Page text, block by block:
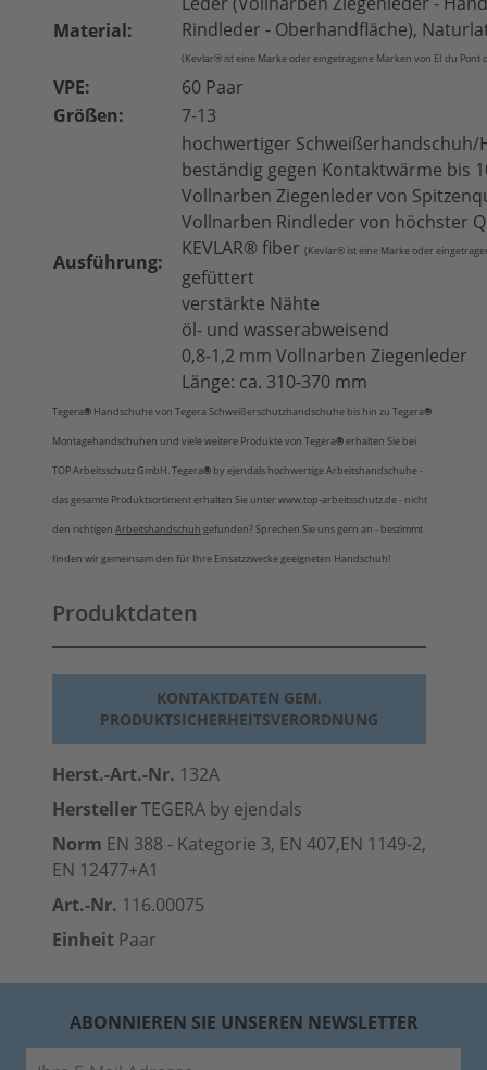
Material:
Rindleder - Oberhandfläche),
(Kevlar® ist eine Marke oder eingetragene Marken von EI du
VPE:
60 Paar
Größen:
7-13
Ausführung:
hochwertiger Schweißerhandschuh/
beständig gegen Kontaktwärme bis
Vollnarben Ziegenleder von
Vollnarben Rindleder von höchster
KEVLAR® fiber (Kevlar® ist eine Marke oder
gefüttert
verstärkte Nähte
öl- und wasserabweisend
0,8-1,2 mm Vollnarben Ziegenleder
Länge: ca. 310-370 mm
Tegera® Handschuhevon Tegera Schweißerschutzhandschuhe bis hin zu Tegera®
Montagehandschuhen und viele weitere Produkte von Tegera®erhalten Sie bei
TOP Arbeitsschutz GmbH. Tegera® by ejendals hochwertige Arbeitshandschuhe -
das gesamte Produktsortiment erhalten Sie unter www.top-arbeitsschutz.de - nicht
den richtigen Arbeitshandschuh gefunden? Sprechen Sie uns gern an - bestimmt
finden wir gemeinsam den für Ihre Einsatzzwecke geeigneten Handschuh!
Produktdaten
KONTAKTDATEN GEM.
PRODUKTSICHERHEITSVERORDNUNG
Herst.-Art.-Nr. 132A
HerstellerTEGERA by ejendals
Norm EN 388 - Kategorie 3, EN 407,EN 1149-2,
EN 12477+A1
Art.-Nr. 116.00075
Einheit Paar
ABONNIEREN SIE UNSEREN NEWSLETTER